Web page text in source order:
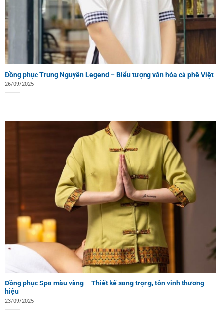
Đồng phục Trung Nguyên Legend – Biểu tượng văn hóa cà phê Việt
26/09/2025
Đồng phục Spa màu vàng – Thiết kế sang trọng, tôn vinh thương
hiệu
23/09/2025